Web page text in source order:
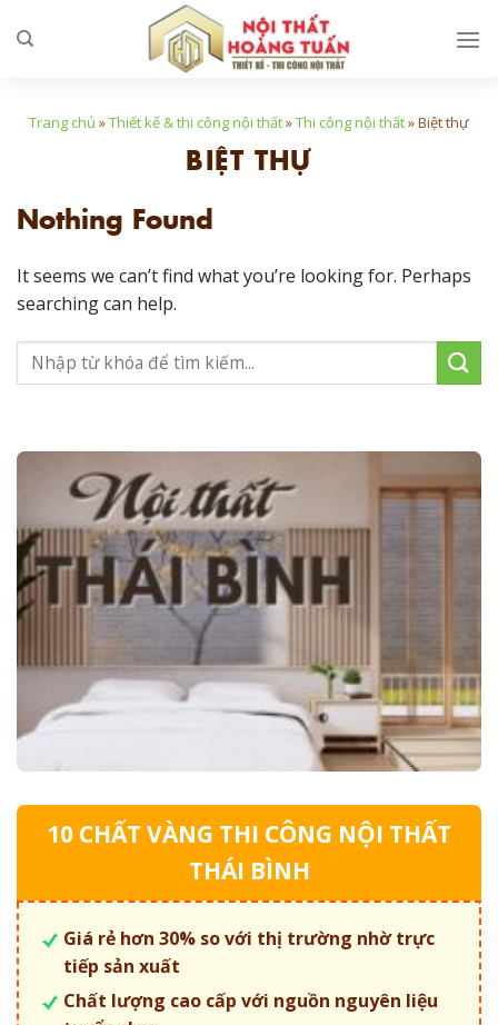
Trang chủ »Thiết kế & thi công nội thất»Thi công nội thất»Biệt thự
BIỆT THỰ
Nothing Found
It seems we can’t find what you’re looking for. Perhaps
searching can help.
10 CHẤT VÀNG THI CÔNG NỘI THẤT
THÁI BÌNH
Giá rẻ hơn 30% so với thị trường nhờ trực
tiếp sản xuất
Chất lượng cao cấp với nguồn nguyên liệu